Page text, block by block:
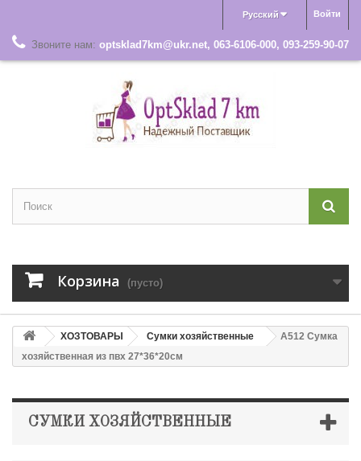
Войти
Русский
Звоните нам: optsklad7km@ukr.net, 063-6106-000, 093-259-90-07
Корзина (пусто)
ХОЗТОВАРЫ Сумки хозяйственные
A512 Сумка
хозяйственная из пвх 27*36*20см
СУМКИ ХОЗЯЙСТВЕННЫЕ